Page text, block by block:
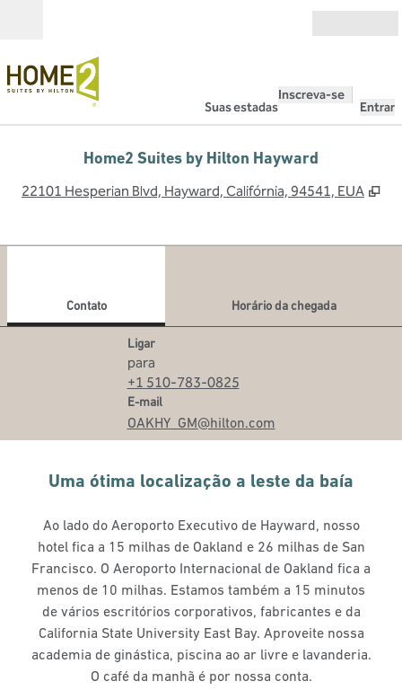
Suas estadas
Inscreva-se
Entrar
Home2 Suites by Hilton Hayward
22101 Hesperian Blvd, Hayward, Califórnia, 94541, EUA ,
Contato
Horário da chegada
Ligar
Ligue
para
+1 510-783-0825
E-mail
Email
OAKHY_GM@hilton.com
Uma ótima localização a leste da baía
Ao lado do Aeroporto Executivo de Hayward, nosso
hotel fica a 15 milhas de Oakland e 26 milhas de San
Francisco. O Aeroporto Internacional de Oakland fica a
menos de 10 milhas. Estamos também a 15 minutos
de vários escritórios corporativos, fabricantes e da
California State University East Bay. Aproveite nossa
academia de ginástica, piscina ao ar livre e lavanderia.
O café da manhã é por nossa conta.